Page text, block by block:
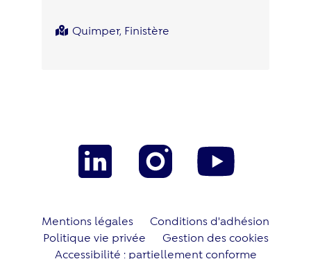
Quimper, Finistère
Mentions légales
Conditions d'adhésion
Politique vie privée
Gestion des cookies
Accessibilité : partiellement conforme